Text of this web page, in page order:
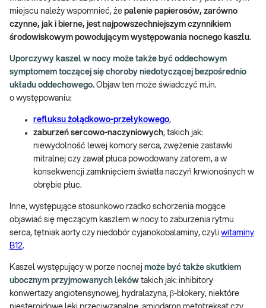
miejscu należy wspomnieć, że palenie papierosów, zarówno
czynne, jak i bierne, jest najpowszechniejszym czynnikiem
środowiskowym powodującym występowania nocnego kaszlu.
Uporczywy kaszel w nocy może także być oddechowym
symptomem toczącej się choroby niedotyczącej bezpośrednio
układu oddechowego. Objaw ten może świadczyć m.in.
o występowaniu:
refluksu żołądkowo-przełykowego,
zaburzeń sercowo-naczyniowych, takich jak:
niewydolność lewej komory serca, zwężenie zastawki
mitralnej czy zawał płuca powodowany zatorem, a w
konsekwencji zamknięciem światła naczyń krwionośnych w
obrębie płuc.
Inne, występujące stosunkowo rzadko schorzenia mogące
objawiać się męczącym kaszlem w nocy to zaburzenia rytmu
serca, tętniak aorty czy niedobór cyjanokobalaminy, czyli witaminy
B12.
Kaszel występujący w porze nocnej może być także skutkiem
ubocznym przyjmowanych leków takich jak: inhibitory
konwertazy angiotensynowej, hydralazyna, β-blokery, niektóre